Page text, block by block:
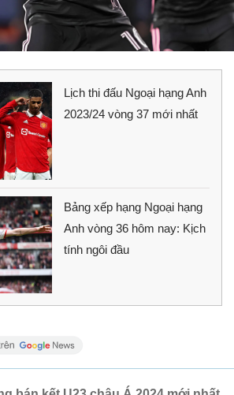
Lịch thi đấu Ngoại hạng Anh
2023/24 vòng 37 mới nhất
Bảng xếp hạng Ngoại hạng
Anh vòng 36 hôm nay: Kịch
tính ngôi đầu